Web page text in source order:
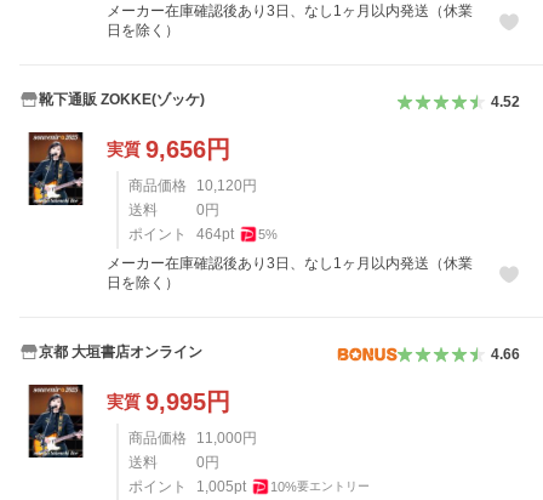
メーカー在庫確認後あり3日、なし1ヶ月以内発送（休業
日を除く）
靴下通販 ZOKKE(ゾッケ) 4.52
実質 9,656円
商品価格 10,120 円
送料
0 円
ポイント
464pt 5%
メーカー在庫確認後あり3日、なし1ヶ月以内発送（休業
日を除く）
京都 大垣書店オンライン 4.66
実質 9,995円
商品価格 11,000 円
送料
0 円
ポイント
1,005pt 10%要エントリー